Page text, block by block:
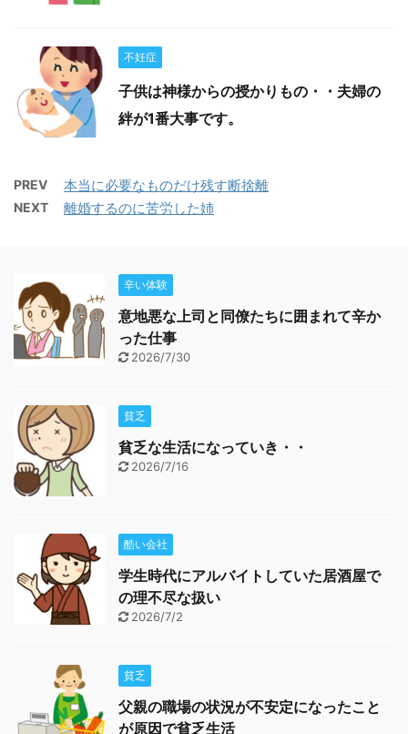
不妊症
子供は神様からの授かりもの・・夫婦の
絆が1番大事です。
PREV 本当に必要なものだけ残す断捨離
NEXT 離婚するのに苦労した姉
辛い体験
意地悪な上司と同僚たちに囲まれて辛か
った仕事
2026/7/30
貧乏
貧乏な生活になっていき・・
2026/7/16
酷い会社
学生時代にアルバイトしていた居酒屋で
の理不尽な扱い
2026/7/2
貧乏
父親の職場の状況が不安定になったこと
が原因で貧乏生活